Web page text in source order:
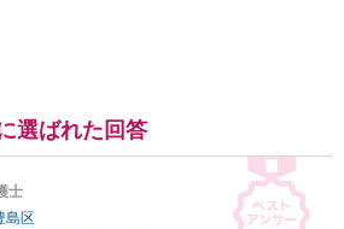
選ばれた回答
士
島区